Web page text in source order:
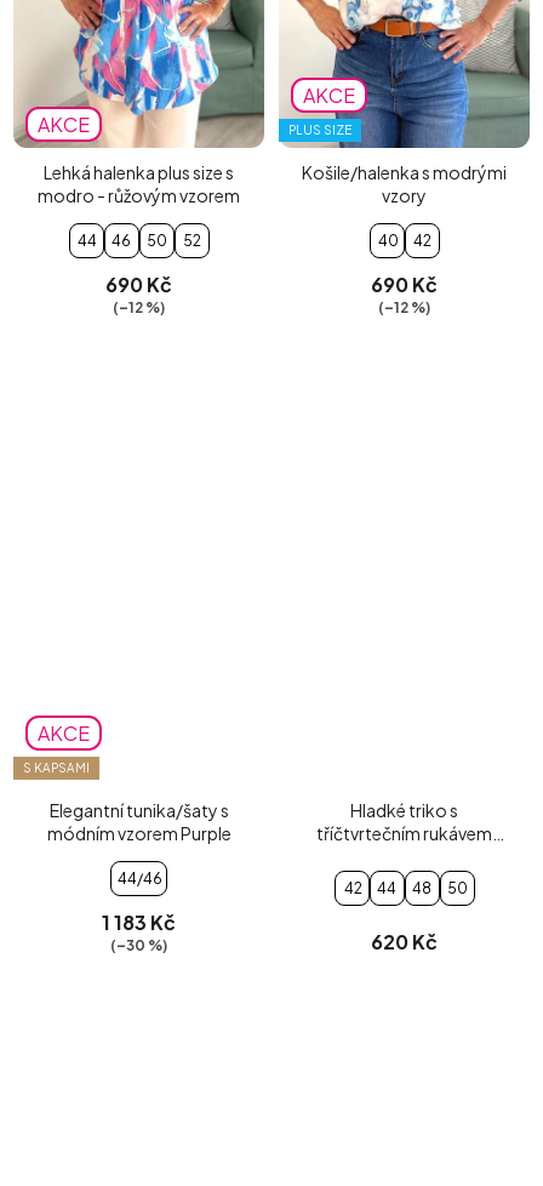
AKCE
Lehká halenka plus size s
modro - růžovým vzorem
44 46 50 52
690 Kč
(–12 %)
AKCE
PLUS SIZE
Košile/halenka s modrými
vzory
40 42
690 Kč
(–12 %)
AKCE
S KAPSAMI
Elegantní tunika/šaty s
módním vzorem Purple
44/46
1 183 Kč
(–30 %)
Hladké triko s
tříčtvrtečním rukávem
42 44 48 50
620 Kč